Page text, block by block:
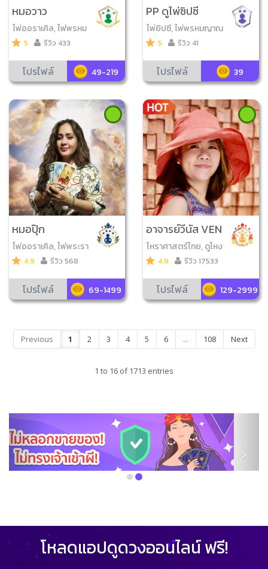
หมอวาว
ไพ่ออราเคิล, ไพ่พรหม
ญาณ, ไพ่ญาณ ณ โลก,
หลวง
5 รีวิว 433
โปรไฟล์ 49-219
PP ดูไพ่ซิปซี
ไพ่ยิปซี, ไพ่พรหมญาณ
5 รีวิว 41
โปรไฟล์ 39
หมอปุ๊ก
ไพ่ออราเคิล, ไพ่พระรา
หู, ไพ่นาคราช, ไพ่สามก๊
4.9 รีวิว 568
โปรไฟล์ 69-1499
อาจารย์วีนัส VEN
US
โหราศาสตร์ไทย, ดูโหง
วเฮ้ง, วิเคราะห์เบอร์มือ
กษ์มงคล, ดูเลขมงคล,
ไพ่ความรัก, สิบลัคนา, ไ
4.9 รีวิว 17533
โปรไฟล์ 129-2999
Previous 1 2 3 4 5 6 ... 108 Next
1 to 16 of 1713 entries
โหลดแอปดูดวงออนไลน์ ฟรี!